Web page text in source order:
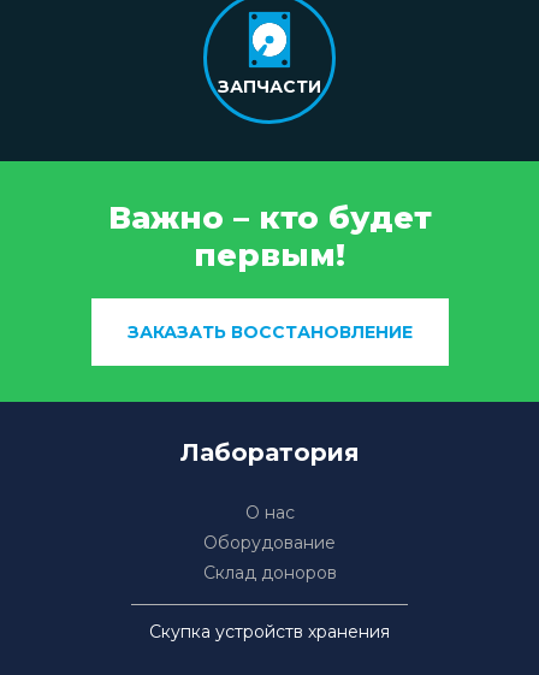
ЗАПЧАСТИ
Важно – кто будет
первым!
ЗАКАЗАТЬ ВОССТАНОВЛЕНИЕ
Лаборатория
О нас
Оборудование
Склад доноров
Скупка устройств хранения